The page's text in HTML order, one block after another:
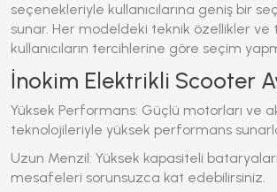
seçenekleriyle kullanıcılarına geniş bir
sunar. Her modeldeki teknik özellikler ve
kullanıcıların tercihlerine göre seçim
İnokim Elektrikli Scooter
Yüksek Performans: Güçlü motorları ve
teknolojileriyle yüksek performans
Uzun Menzil: Yüksek kapasiteli
mesafeleri sorunsuzca kat edebilirsiniz.